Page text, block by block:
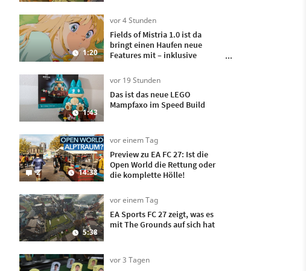
1:20
vor 4 Stunden
Fields of Mistria 1.0 ist da
bringt einen Haufen neue
Features mit – inklusive
1:43
vor 19 Stunden
Das ist das neue LEGO
Mampfaxo im Speed Build
2 14:38
vor einem Tag
Preview zu EA FC 27: Ist die
Open World die Rettung oder
die komplette Hölle!
5:38
vor einem Tag
EA Sports FC 27 zeigt, was es
mit The Grounds auf sich hat
vor 3 Tagen